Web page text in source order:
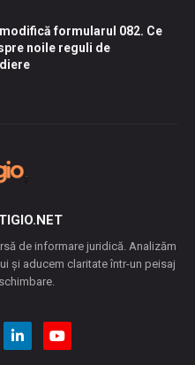
formularul 082. Ce
noile reguli de
de informare juridică. Analizăm
și aducem claritate într-un peisaj